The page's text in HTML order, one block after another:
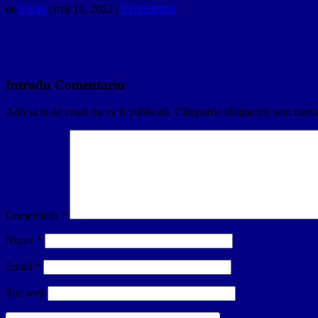
de Elvira | mai 10, 2022 | 0 comentarii
Introdu Comentariu
Adresa ta de email nu va fi publicată. Câmpurile obligatorii sunt
Comentariu *
Nume *
Email *
Site web